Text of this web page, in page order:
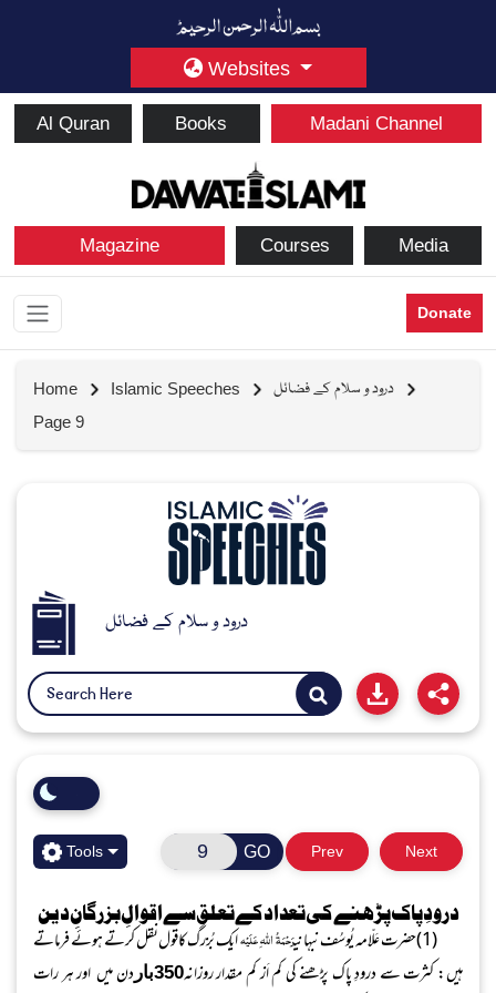
Websites
Al Quran Books Madani Channel
Magazine Courses Media
Donate
Home Islamic Speeches درود و سلام کے فضائل
Page 9
درود و سلام کے فضائل
Tools GO Prev Next